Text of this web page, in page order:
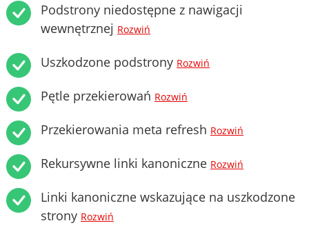
Podstrony niedostępne z nawigacji
wewnętrznej Rozwiń
Uszkodzone podstrony Rozwiń
Pętle przekierowań Rozwiń
Przekierowania meta refresh Rozwiń
Rekursywne linki kanoniczne Rozwiń
Linki kanoniczne wskazujące na uszkodzone
strony Rozwiń